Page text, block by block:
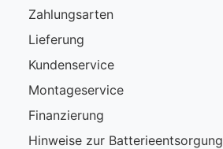
Zahlungsarten
Lieferung
Kundenservice
Montageservice
Finanzierung
Hinweise zur Batterieentsorgung